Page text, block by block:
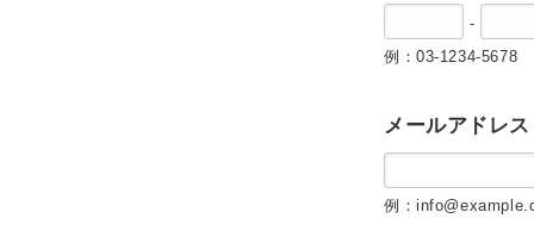
-
例：03-1234-5678
メールアドレス
例：